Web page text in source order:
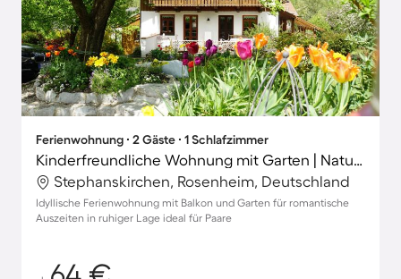
Ferienwohnung ∙ 2 Gäste ∙ 1 Schlafzimmer
Kinderfreundliche Wohnung mit Garten | Naturblick
Stephanskirchen, Rosenheim, Deutschland
Idyllische Ferienwohnung mit Balkon und Garten für romantische
Auszeiten in ruhiger Lage ideal für Paare